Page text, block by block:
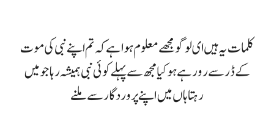
کلمات یہ ہیں ای لوگو مجھے معلوم ہوا ہے کہ تم اپنے نبی کی موت
کے ڈر سے رو رہے ہو کیا مجھ سے پہلے کوئی نبی ہمیشہ رہا جو میں
رہتا ہاں میں اپنے پروردگار سے ملنے